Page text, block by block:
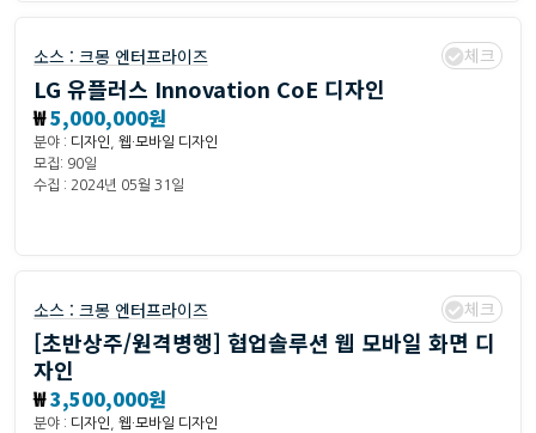
소스 : 크몽 엔터프라이즈 체크
LG 유플러스 Innovation CoE 디자인
₩5,000,000원
분야 : 디자인
웹·모바일 디자인
모집: 90일
수집 : 2024년 05월 31일
소스 : 크몽 엔터프라이즈 체크
[초반상주/원격병행] 협업솔루션 웹 모바일 화면 디
자인
₩3,500,000원
분야 : 디자인
웹·모바일 디자인